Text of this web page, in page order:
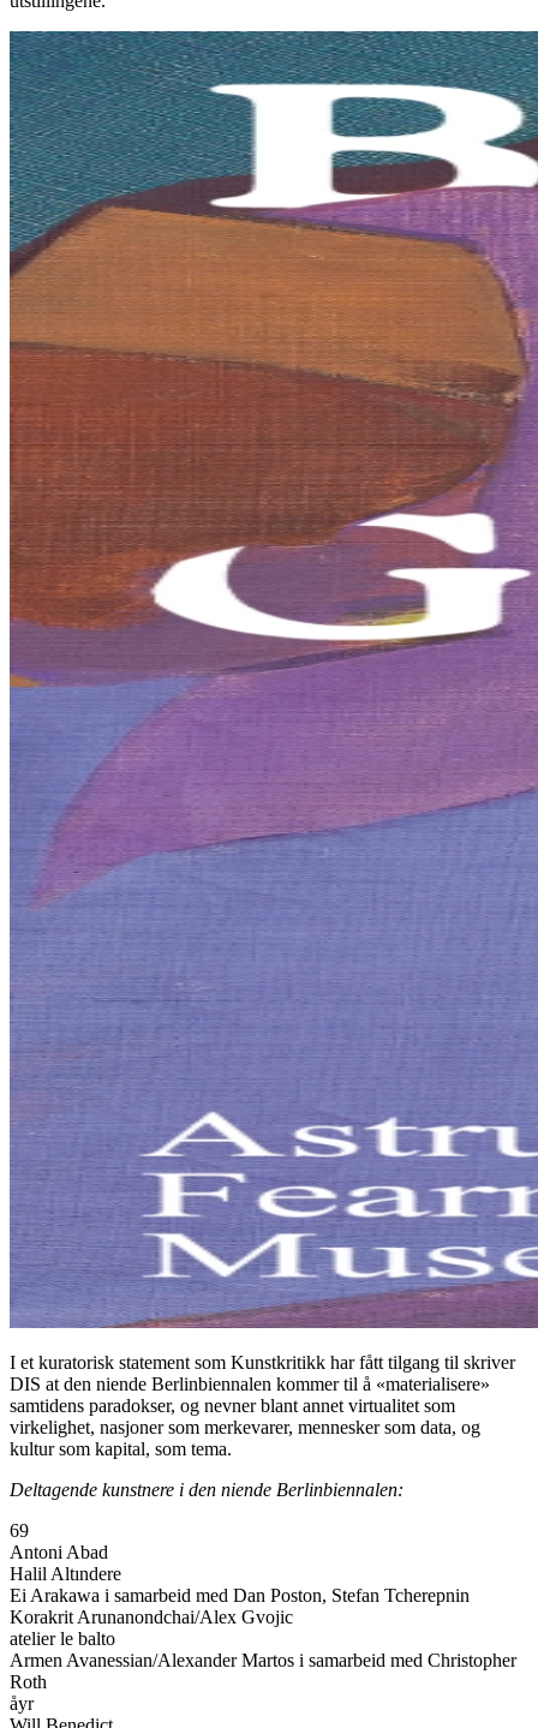
I et kuratorisk statement som Kunstkritikk har fått tilgang til skriver
DIS at den niende Berlinbiennalen kommer til å «materialisere»
samtidens paradokser, og nevner blant annet virtualitet som
virkelighet, nasjoner som merkevarer, mennesker som data, og
kultur som kapital, som tema.
Deltagende kunstnere i den niende Berlinbiennalen:
69
Antoni Abad
Halil Altındere
Ei Arakawa i samarbeid med Dan Poston, Stefan Tcherepnin
Korakrit Arunanondchai/Alex Gvojic
atelier le balto
Armen Avanessian/Alexander Martos i samarbeid med Christopher
Roth
åyr